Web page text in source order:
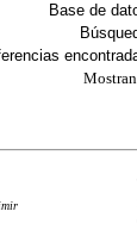
Base de